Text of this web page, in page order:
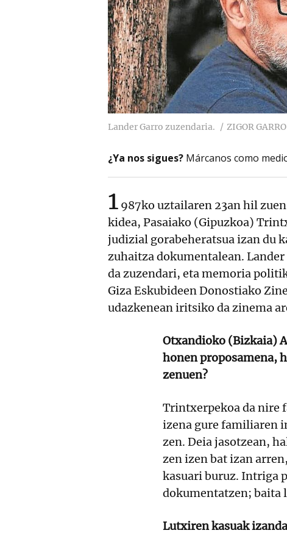
Lander Garro zuzendaria. ZIGOR GARRO
¿Ya nos sigues? Márcanos como
1 987ko uztailaren 23an hil
kidea, Pasaiako (Gipuzkoa)
judizial gorabeheratsua izan du
zuhaitza dokumentalean.
da zuzendari, eta memoria
Giza Eskubideen Donostiako
udazkenean iritsiko da zinema
Otxandioko (Bizkaia)
honen proposamena,
zenuen?
Trintxerpekoa da nire
izena gure familiaren
zen. Deia jasotzean,
zen izen bat izan
kasuari buruz. Intriga
dokumentatzen; baita
Lutxiren kasuak